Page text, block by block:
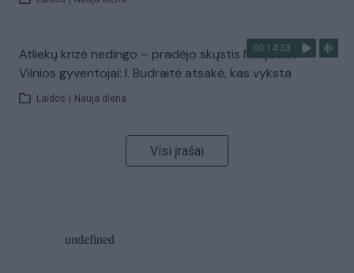
00:14:33
Atliekų krizė nedingo – pradėjo skųstis Naujosios
Vilnios gyventojai: I. Budraitė atsakė, kas vyksta
Laidos Nauja diena
Visi įrašai